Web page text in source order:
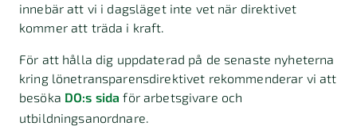
innebär att vi i dagsläget inte vet när direktivet
kommer att träda i kraft.
För att hålla dig uppdaterad på de senaste nyheterna
kring lönetransparensdirektivet rekommenderar vi att
besöka DO:s sida för arbetsgivare och
utbildningsanordnare.